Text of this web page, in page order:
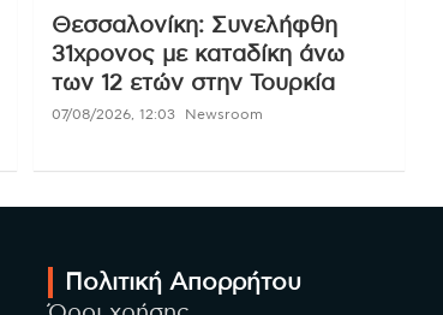
Θεσσαλονίκη: Συνελήφθη
31χρονος με καταδίκη άνω
των 12 ετών στην Τουρκία
07/08/2026, 12:03 Newsroom
Πολιτική Απορρήτου